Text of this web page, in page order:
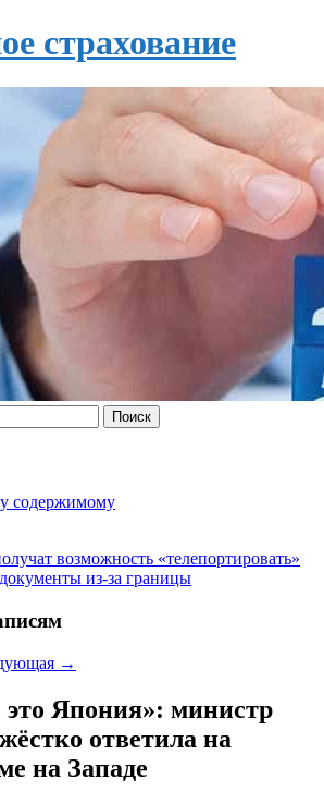
страхование
содержимому
возможность «телепортировать»
из-за границы
→
это Япония»: министр
ответила на
на Западе